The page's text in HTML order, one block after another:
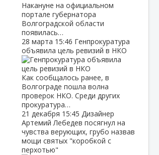
Накануне на официальном
портале губернатора
Волгоградской области
появилась…
28 марта 15:46 Генпрокуратура
объявила цель ревизий в НКО
Как сообщалось ранее, в
Волгограде пошла волна
проверок НКО. Среди других
прокуратура…
21 декабря 15:45 Дизайнер
Артемий Лебедев посягнул на
чувства верующих, грубо назвав
мощи святых "коробкой с
перхотью"